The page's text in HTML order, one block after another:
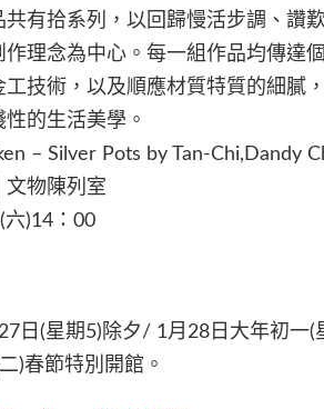
共有拾系列，以回歸慢活步調、讚
理念為中心。每一組作品均傳達
工技術，以及順應材質特質的細膩
的生活美學。
– Silver Pots by Tan-Chi,Dandy
物陳列室
六)14：00
日(星期5)除夕/ 1月28日大年初一(
)春節特別開館。